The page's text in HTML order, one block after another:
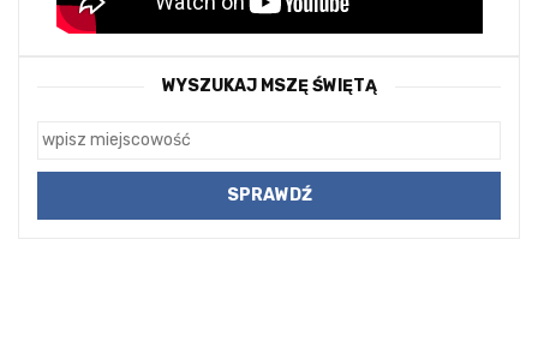
WYSZUKAJ MSZĘ ŚWIĘTĄ